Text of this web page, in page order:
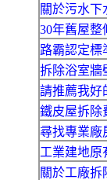
關於污水下
30年舊屋整
路霸認定標
拆除浴室牆
請推薦我好
鐵皮屋拆除
尋找專業廠
工業建地原
關於工廠拆